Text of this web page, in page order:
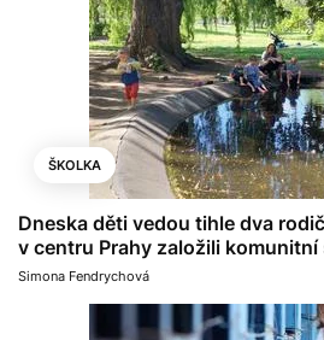
ŠKOLKA
Dneska děti vedou tihle dva
v centru Prahy založili komunitní
Simona Fendrychová